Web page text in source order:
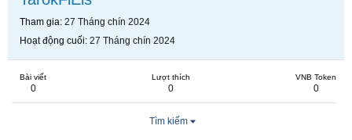
Tham gia 27 Tháng chín 2024
Hoạt động cuối 27 Tháng chín 2024
Bài viết
0
Lượt thích
0
VNB Token
0
Tìm kiếm